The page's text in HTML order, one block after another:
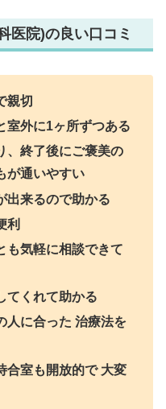
医院)の良い口コミ
親切
室外に1ヶ所ずつある
、終了後にご褒美の
が通いやすい
出来るので助かる
利
も気軽に相談できて
てくれて助かる
人に合った 治療法を
合室も開放的で 大変